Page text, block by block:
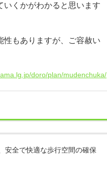
いくかがわかると思います
性もありますが、ご容赦い
doro/plan/mudenchuka/
安全で快適な歩行空間の確保